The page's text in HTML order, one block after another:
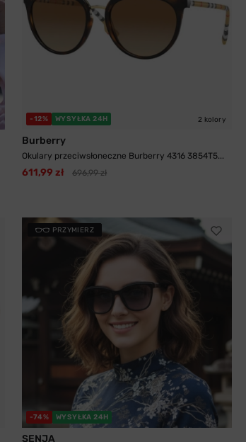
-12% WYSYŁKA 24H 2 kolory
Burberry
Okulary przeciwsłoneczne Burberry 4316 3854T5...
611,99 zł 696,99 zł
PRZYMIERZ
-74% WYSYŁKA 24H
SENJA